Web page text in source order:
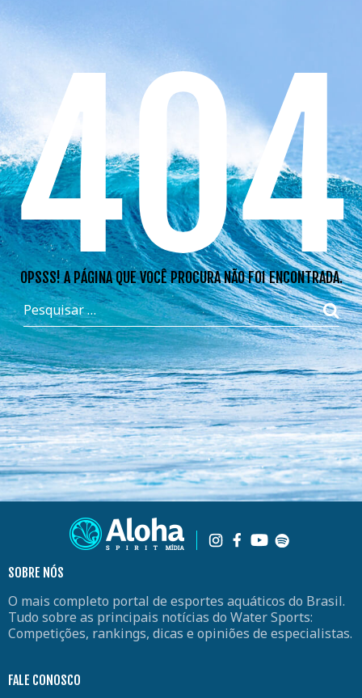
404
OPSSS! A PÁGINA QUE VOCÊ PROCURA NÃO FOI ENCONTRADA.
SOBRE NÓS
O mais completo portal de esportes aquáticos do Brasil.
Tudo sobre as principais notícias do Water Sports:
Competições, rankings, dicas e opiniões de especialistas.
FALE CONOSCO